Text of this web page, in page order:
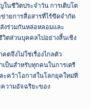
นชีวิตประจำวัน การเติบโต
ายการสื่อสารที่ไร้ขีดจำกัด
งร่วมกันหล่อหลอมและ
วิตส่วนบุคคลไปอย่างสิ้นเชิง
ตจึงไม่ใช่เรื่องไกลตัว
ป็นสำหรับทุกคนในการเตรี
ะคว้าโอกาสในโลกยุคใหม่ที่
ความอัจฉริยะของ